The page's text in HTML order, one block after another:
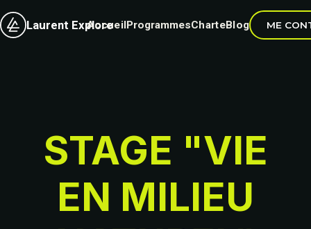
Laurent Explore
AccueilProgrammesCharteBlog ME
STAGE "VIE
EN MILIEU